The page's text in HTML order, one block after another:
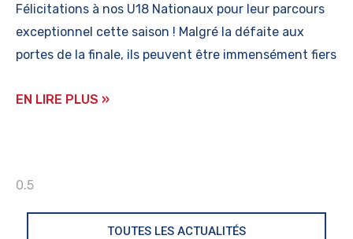
Félicitations à nos U18 Nationaux pour leur parcours
exceptionnel cette saison ! Malgré la défaite aux
portes de la finale, ils peuvent être immensément fiers
EN LIRE PLUS »
TOUTES LES ACTUALITÉS